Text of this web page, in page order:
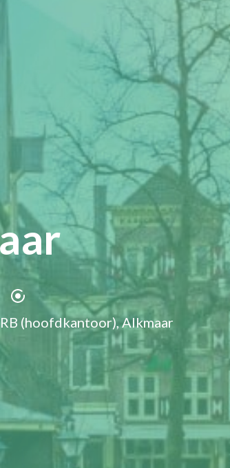
(hoofdkantoor), Alkmaar